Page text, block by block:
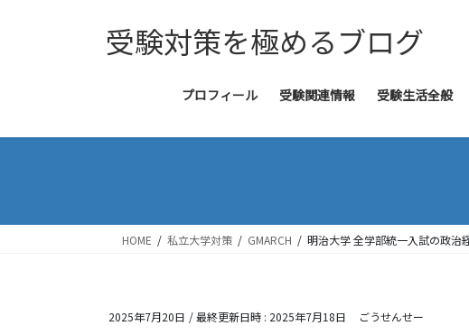
ス
ン
受験対策を極めるブログ
プロフィール 受験関連情報 受験生活全般
HOME 私立大学対策 GMARCH 明治大学 全学部統一入試の政治
2025年7月20日 / 最終更新日時 : 2025年7月18日 ごうせんせー